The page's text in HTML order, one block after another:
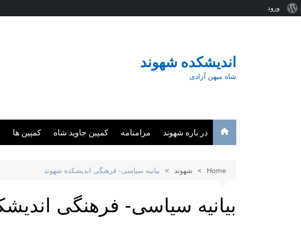
درباره
ورود
اندیشکده شهوند
شاه میهن آزادی
در باره شهوند مرامنامه کمپین جاوید شاه کمپین ها
Home شهوند بیانیه سیاسی- فرهنگی اندیشکده شهوند
بیانیه سیاسی- فرهنگی